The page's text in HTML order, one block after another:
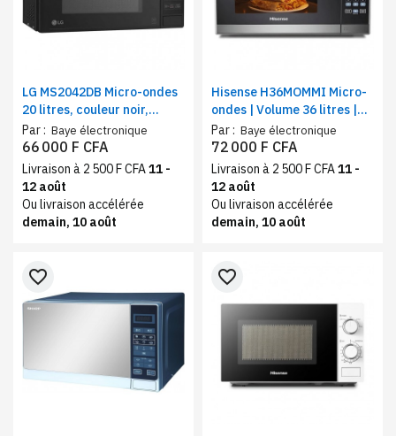
LG MS2042DB Micro-ondes
20 litres, couleur noir,
EasyClea , i-wave
Par : Baye électronique
66 000 F CFA
Livraison à 2 500 F CFA11 -
12 août
Ou livraison accélérée
demain, 10 août
Hisense H36MOMMI Micro-
ondes | Volume 36 litres |
Fonction automatique de
cuisson
Par : Baye électronique
72 000 F CFA
Livraison à 2 500 F CFA11 -
12 août
Ou livraison accélérée
demain, 10 août
favorite_border favorite_border